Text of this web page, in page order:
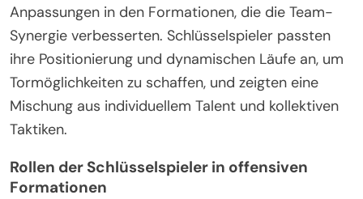
Anpassungen in den Formationen, die die Team-
Synergie verbesserten. Schlüsselspieler passten
ihre Positionierung und dynamischen Läufe an, um
Tormöglichkeiten zu schaffen, und zeigten eine
Mischung aus individuellem Talent und kollektiven
Taktiken.
Rollen der Schlüsselspieler in offensiven
Formationen